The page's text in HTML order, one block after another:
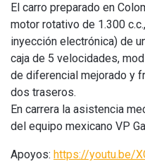
El carro preparado en
motor rotativo de 1.300
inyección electrónica) de
caja de 5 velocidades,
de diferencial mejorado y
dos traseros.
En carrera la asistencia
del equipo mexicano VP
Apoyos: https://youtu.be/